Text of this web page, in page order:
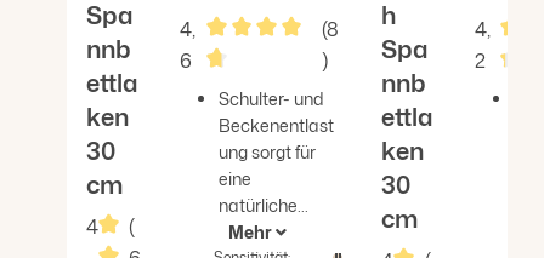
Spa
nnb
ettla
ken
30
cm
4
(
4,
6
Durchschnittliche Bewertung von
(8
)
Schulter- und
Beckenentlast
ung sorgt für
eine
natürliche...
Mehr
h
Spa
nnb
ettla
ken
30
cm
4,
2